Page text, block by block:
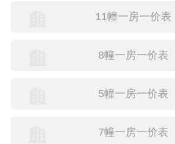
11幢一房一价表
8幢一房一价表
5幢一房一价表
7幢一房一价表